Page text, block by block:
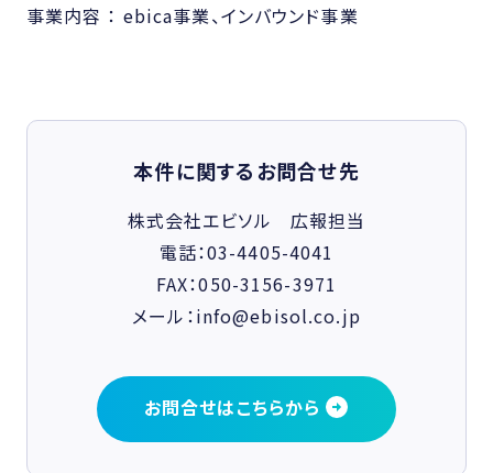
事業内容 ： ebica事業、インバウンド事業
本件に関するお問合せ先
株式会社エビソル 広報担当
電話：03-4405-4041
FAX：050-3156-3971
メール：info@ebisol.co.jp
お問合せはこちらから